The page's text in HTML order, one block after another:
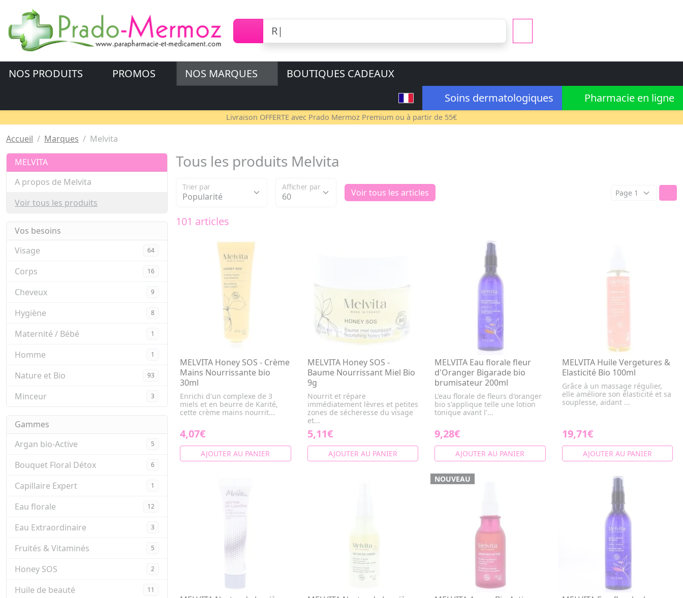
NOS PRODUITS PROMOS NOS MARQUES
BOUTIQUES CADEAUX
Soins dermatologiques
Pharmacie en ligne
Livraison OFFERTE avec Prado Mermoz Premium ou à partir de 55€
Accueil Marques Melvita
MELVITA
A propos de Melvita
Voir tous les produits
Vos besoins
Visage
64
Corps 16
Cheveux 9
Hygiène 8
Maternité / Bébé 1
Homme 1
Nature et Bio 93
Minceur 3
Gammes
Argan bio-Active
5
Bouquet Floral Détox 6
Capillaire Expert 1
Eau florale 12
Eau Extraordinaire 3
Fruités & Vitaminés 5
Honey SOS 2
Huile de beauté 11
Tous les produits Melvita
Trier par Afficher par
Voir tous les articles
101 articles
MELVITA Honey SOS - Crème
Mains Nourrissante bio
30ml
Enrichi d'un complexe de 3
miels et en beurre de Karité,
cette crème mains nourrit...
4,07€
AJOUTER AU PANIER
MELVITA Honey SOS -
Baume Nourrissant Miel Bio
9g
Nourrit et répare
immédiatement lèvres et petites
zones de sécheresse du visage
et...
5,11€
AJOUTER AU PANIER
MELVITA Eau florale fleur
d'Oranger Bigarade bio
brumisateur 200ml
L'eau florale de fleurs d'oranger
bio s'applique telle une lotion
tonique avant l'...
9,28€
AJOUTER AU PANIER
MELVITA Huile Vergetures &
Elasticité Bio 100ml
Grâce à un massage régulier,
elle améliore son élasticité et sa
souplesse, aidant ...
19,71€
AJOUTER AU PANIER
NOUVEAU